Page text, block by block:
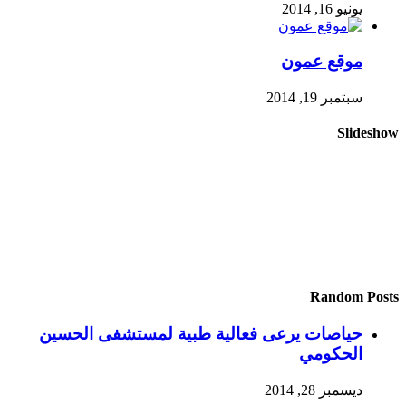
يونيو 16, 2014
موقع عمون
سبتمبر 19, 2014
Slideshow
Random Posts
حياصات يرعى فعالية طبية لمستشفى الحسين
الحكومي
ديسمبر 28, 2014